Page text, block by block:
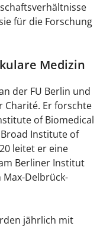
für die Forschung
Medizin
der FU Berlin und
Charité. Er forschte
of Biomedical
Institute of
leitet er eine
Berliner Institut
Delbrück-
jährlich mit